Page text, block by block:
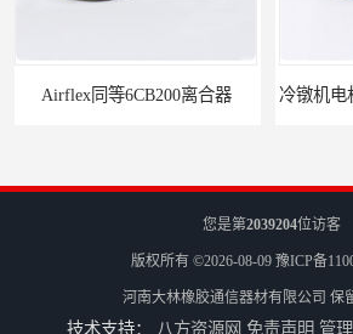
气胎鼓式
您是第2039204位访客
版权所有 ©2026-08-09 豫ICP备
河南大林橡胶通信器材有限公司 保
技术支持： 八方资源网 免责声明 管